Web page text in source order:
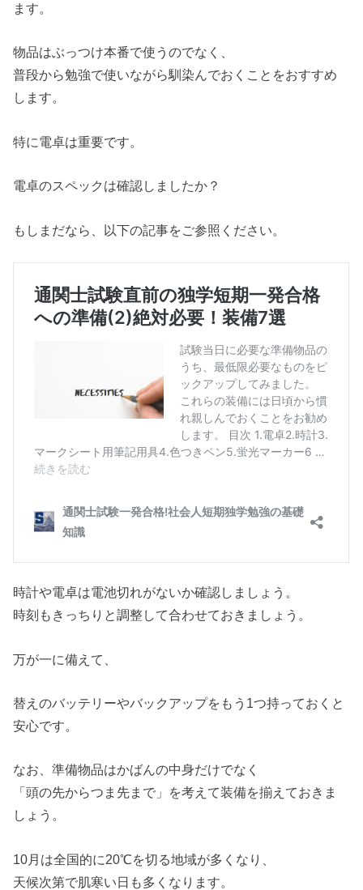
ます。
物品はぶっつけ本番で使うのでなく、
普段から勉強で使いながら馴染んでおくことをおすすめ
します。
特に電卓は重要です。
電卓のスペックは確認しましたか？
もしまだなら、以下の記事をご参照ください。
時計や電卓は電池切れがないか確認しましょう。
時刻もきっちりと調整して合わせておきましょう。
万が一に備えて、
替えのバッテリーやバックアップをもう1つ持っておくと
安心です。
なお、準備物品はかばんの中身だけでなく
「頭の先からつま先まで」を考えて装備を揃えておきま
しょう。
10月は全国的に20℃を切る地域が多くなり、
天候次第で肌寒い日も多くなります。